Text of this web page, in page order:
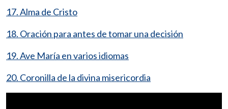
17. Alma de Cristo
18. Oración para antes de tomar una decisión
19. Ave María en varios idiomas
20. Coronilla de la divina misericordia